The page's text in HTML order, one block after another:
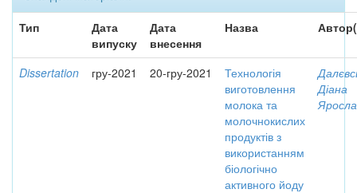
Тип
Дата
випуску
Дата
внесення
Назва
Dissertation гру-2021 20-гру-2021
Технологія
виготовлення
молока та
молочнокислих
продуктів з
використанням
біологічно
активного йоду
Діана